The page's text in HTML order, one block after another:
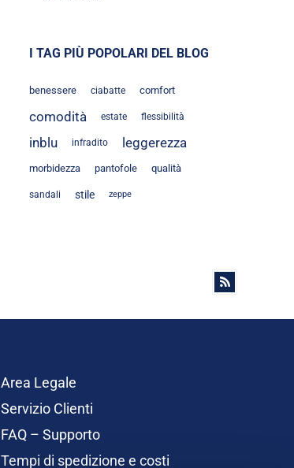
I TAG PIÙ POPOLARI DEL BLOG
benessere ciabatte comfort
comodità estate flessibilità
inblu infradito leggerezza
morbidezza pantofole qualità
sandali stile zeppe
Area Legale
Servizio Clienti
FAQ – Supporto
Tempi di spedizione e costi